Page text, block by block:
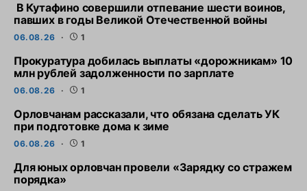
В Кутафино совершили отпевание шести воинов,
павших в годы Великой Отечественной войны
06.08.26 1
Прокуратура добилась выплаты «дорожникам» 10
млн рублей задолженности по зарплате
06.08.26 1
Орловчанам рассказали, что обязана сделать УК
при подготовке дома к зиме
06.08.26 1
Для юных орловчан провели «Зарядку со стражем
порядка»